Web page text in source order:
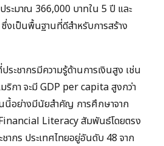
ระมาณ 366,000 บาทใน 5 ปี และ
งเป็นพื้นฐานที่ดีสำหรับการสร้าง
ระชากรมีความรู้ด้านการเงินสูง เช่น
กา จะมี GDP per capita สูงกว่า
นี้อย่างมีนัยสำคัญ การศึกษาจาก
Literacy สัมพันธ์โดยตรง
กร ประเทศไทยอยู่อันดับ 48 จาก